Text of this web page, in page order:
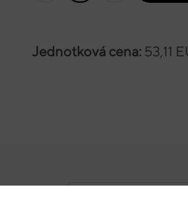
Jednotková cena: 53,11